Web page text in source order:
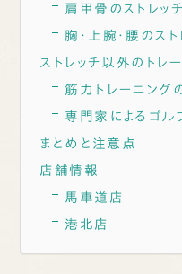
肩甲骨のストレッチ
胸・上腕・腰のスト
ストレッチ以外のトレ
筋力トレーニング
専門家によるゴル
まとめと注意点
店舗情報
馬車道店
港北店